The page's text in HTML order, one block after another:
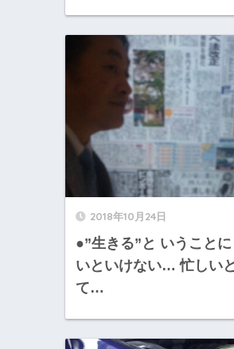
2018年10月24日
●”生きる”と いうこと
いといけない… 忙しい
て…